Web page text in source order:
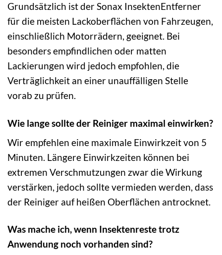
Grundsätzlich ist der Sonax InsektenEntferner
für die meisten Lackoberflächen von Fahrzeugen,
einschließlich Motorrädern, geeignet. Bei
besonders empfindlichen oder matten
Lackierungen wird jedoch empfohlen, die
Verträglichkeit an einer unauffälligen Stelle
vorab zu prüfen.
Wie lange sollte der Reiniger maximal einwirken?
Wir empfehlen eine maximale Einwirkzeit von 5
Minuten. Längere Einwirkzeiten können bei
extremen Verschmutzungen zwar die Wirkung
verstärken, jedoch sollte vermieden werden, dass
der Reiniger auf heißen Oberflächen antrocknet.
Was mache ich, wenn Insektenreste trotz
Anwendung noch vorhanden sind?